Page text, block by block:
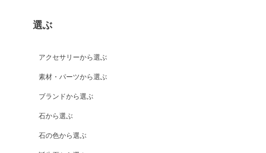
選ぶ
アクセサリーから選ぶ
素材・パーツから選ぶ
ブランドから選ぶ
石から選ぶ
石の色から選ぶ